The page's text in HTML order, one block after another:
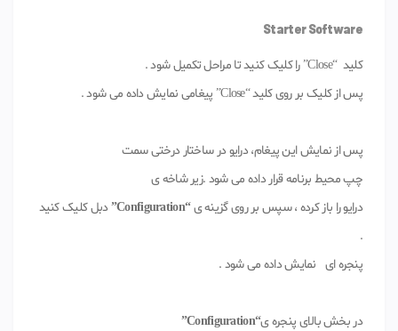
Starter Software
کلید “Close” را کلیک کنید تا مراحل تکمیل شود .
پس از کلیک بر روی کلید “Close” پیغامی نمایش داده می شود .
پس از نمایش این پیغام، درایو در ساختار درختی سمت
چپ محیط برنامه قرار داده می شود .زیر شاخه ی
درایو را باز کرده ، سپس بر روی گزینه ی“Configuration”
دبل کلیک کنید
.
پنجره ای نمایش داده می شود .
در بخش بالای پنجره ی“Configuration”